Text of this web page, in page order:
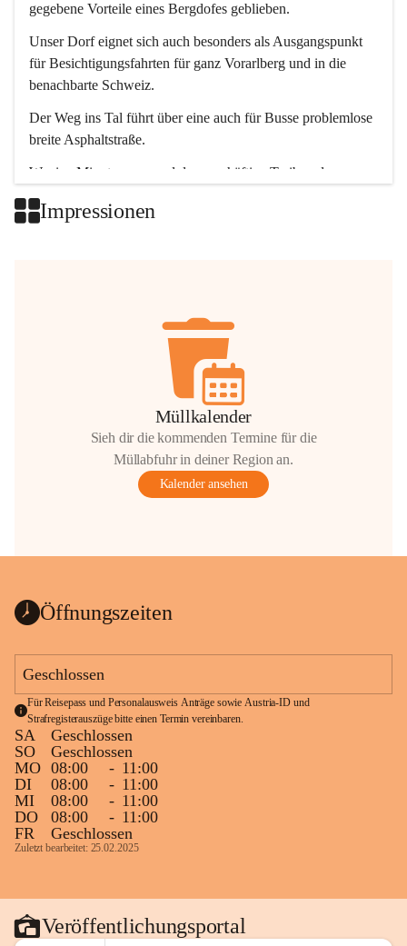
gegebene Vorteile eines Bergdofes geblieben.
Unser Dorf eignet sich auch besonders als Ausgangspunkt
für Besichtigungsfahrten für ganz Vorarlberg und in die
benachbarte Schweiz.
Der Weg ins Tal führt über eine auch für Busse problemlose
breite Asphaltstraße.
Wenige Minuten nur, und das geschäftige Treiben der
Impressionen
Müllkalender
Sieh dir die kommenden Termine für die
Müllabfuhr in deiner Region an.
Kalender ansehen
Öffnungszeiten
Geschlossen
Für Reisepass und Personalausweis Anträge sowie Austria-ID und
Strafregisterauszüge bitte einen Termin vereinbaren.
SA
Geschlossen
SO
Geschlossen
MO 08:00 - 11:00
DI
08:00 - 11:00
MI
08:00 - 11:00
DO
08:00 - 11:00
FR
Geschlossen
Zuletzt bearbeitet: 25.02.2025
Veröffentlichungsportal